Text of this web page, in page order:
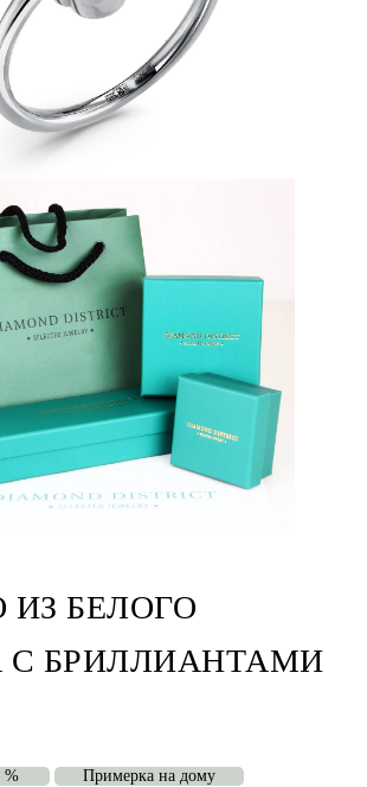
ИЗ БЕЛОГО
С БРИЛЛИАНТАМИ
% Примерка на дому